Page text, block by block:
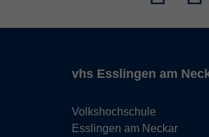
vhs Esslingen am
Volkshochschule
Esslingen am Neckar